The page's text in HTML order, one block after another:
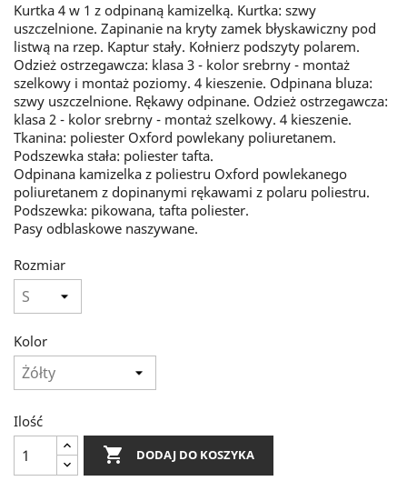
Kurtka 4 w 1 z odpinaną kamizelką. Kurtka: szwy
uszczelnione. Zapinanie na kryty zamek błyskawiczny pod
listwą na rzep. Kaptur stały. Kołnierz podszyty polarem.
Odzież ostrzegawcza: klasa 3 - kolor srebrny - montaż
szelkowy i montaż poziomy. 4 kieszenie. Odpinana bluza:
szwy uszczelnione. Rękawy odpinane. Odzież ostrzegawcza:
klasa 2 - kolor srebrny - montaż szelkowy. 4 kieszenie.
Tkanina: poliester Oxford powlekany poliuretanem.
Podszewka stała: poliester tafta.
Odpinana kamizelka z poliestru Oxford powlekanego
poliuretanem z dopinanymi rękawami z polaru poliestru.
Podszewka: pikowana, tafta poliester.
Pasy odblaskowe naszywane.
Rozmiar
Kolor
Ilość
 DODAJ DO KOSZYKA